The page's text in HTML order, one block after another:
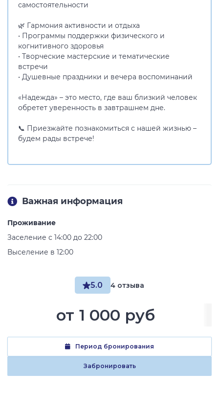
самостоятельности
🌿 Гармония активности и отдыха
• Программы поддержки физического и
когнитивного здоровья
• Творческие мастерские и тематические
встречи
• Душевные праздники и вечера воспоминаний
«Надежда» – это место, где ваш близкий человек
обретет уверенность в завтрашнем дне.
📞 Приезжайте познакомиться с нашей жизнью –
будем рады встрече!
5.0 4 отзыва
от 1 000 руб
Период бронирования
Забронировать
Важная информация
Проживание
Заселение с 14:00 до 22:00
Выселение в 12:00